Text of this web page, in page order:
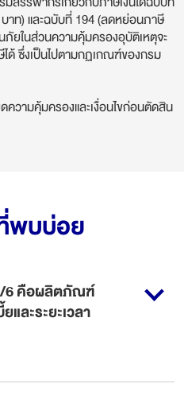
าท) และฉบับที่ 194 (ลดหย่อนภาษี
ภัยในส่วนความคุ้มครองอุบัติเหตุจะ
ด้ ซึ่งเป็นไปตามกฏเกณฑ์ของกรม
ความคุ้มครองและเงื่อนไขก่อนตัดสิน
พบบ่อย
6 คือผลิตภัณฑ์
และระยะเวลา